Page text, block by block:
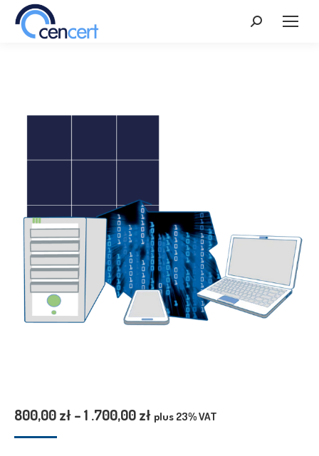
Szukaj:
800,00zł–1 .700,00złZakres
plus 23% VAT